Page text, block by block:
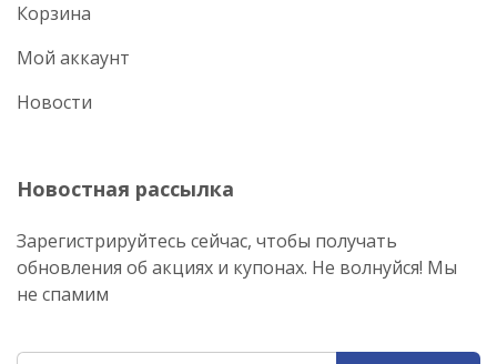
Корзина
Мой аккаунт
Новости
Новостная рассылка
Зарегистрируйтесь сейчас, чтобы получать
обновления об акциях и купонах. Не волнуйся! Мы
не спамим